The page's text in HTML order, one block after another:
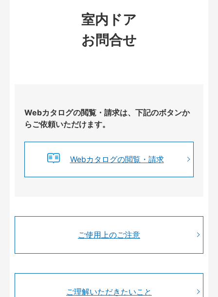
室内ドア
お問合せ
Webカタログの閲覧・請求は、下記のボタンか
らご依頼いただけます。
Webカタログの閲覧・請求
ご使用上のご注意
ご理解いただきたいこと